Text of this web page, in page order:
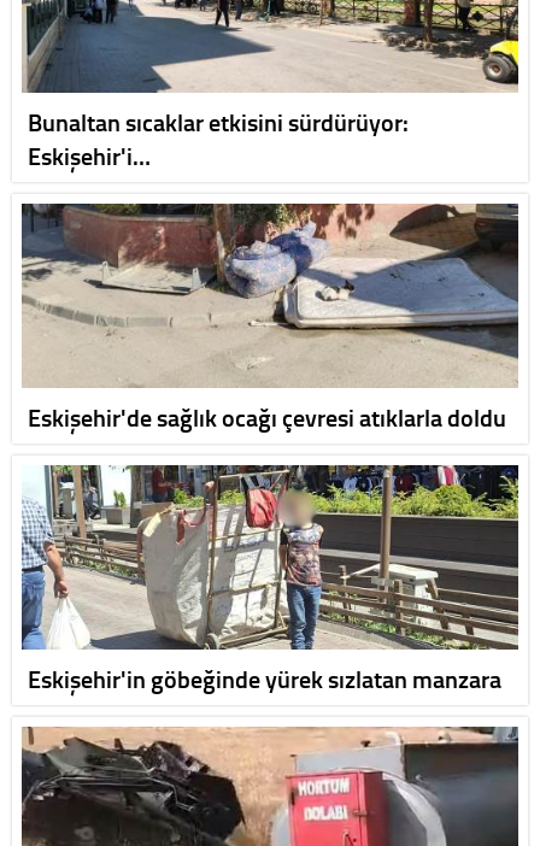
Bunaltan sıcaklar etkisini sürdürüyor:
Eskişehir'i…
Eskişehir'de sağlık ocağı çevresi atıklarla doldu
Eskişehir'in göbeğinde yürek sızlatan manzara